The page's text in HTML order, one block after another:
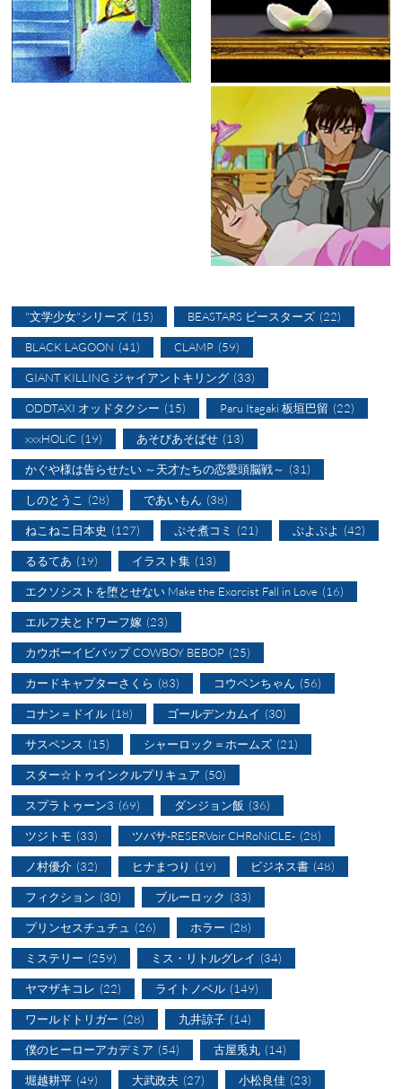
"文学少女"シリーズ (15) BEASTARS ビースターズ (22)
BLACK LAGOON (41) CLAMP (59)
GIANT KILLING ジャイアントキリング (33)
ODDTAXI オッドタクシー (15) Paru Itagaki 板垣巴留 (22)
xxxHOLiC (19) あそびあそばせ (13)
かぐや様は告らせたい ～天才たちの恋愛頭脳戦～ (31)
しのとうこ (28) であいもん (38)
ねこねこ日本史 (127) ぷそ煮コミ (21) ぷよぷよ (42)
るるてあ (19) イラスト集 (13)
エクソシストを堕とせない Make the Exorcist Fall in Love (16)
エルフ夫とドワーフ嫁 (23)
カウボーイビバップ COWBOY BEBOP (25)
カードキャプターさくら (83) コウペンちゃん (56)
コナン＝ドイル (18) ゴールデンカムイ (30)
サスペンス (15) シャーロック＝ホームズ (21)
スター☆トゥインクルプリキュア (50)
スプラトゥーン3 (69) ダンジョン飯 (36)
ツジトモ (33) ツバサ-RESERVoir CHRoNiCLE- (28)
ノ村優介 (32) ヒナまつり (19) ビジネス書 (48)
フィクション (30) ブルーロック (33)
プリンセスチュチュ (26) ホラー (28)
ミステリー (259) ミス・リトルグレイ (34)
ヤマザキコレ (22) ライトノベル (149)
ワールドトリガー (28) 九井諒子 (14)
僕のヒーローアカデミア (54) 古屋兎丸 (14)
堀越耕平 (49) 大武政夫 (27) 小松良佳 (23)